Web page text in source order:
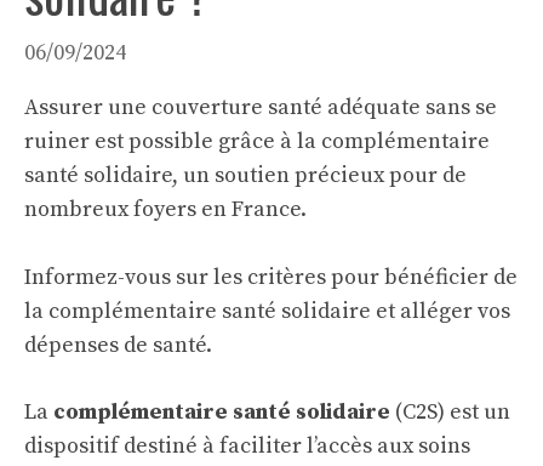
06/09/2024
Assurer une couverture santé adéquate sans se
ruiner est possible grâce à la complémentaire
santé solidaire, un soutien précieux pour de
nombreux foyers en France.
Informez-vous sur les critères pour bénéficier de
la complémentaire santé solidaire et alléger vos
dépenses de santé.
La complémentaire santé solidaire (C2S) est un
dispositif destiné à faciliter l’accès aux soins